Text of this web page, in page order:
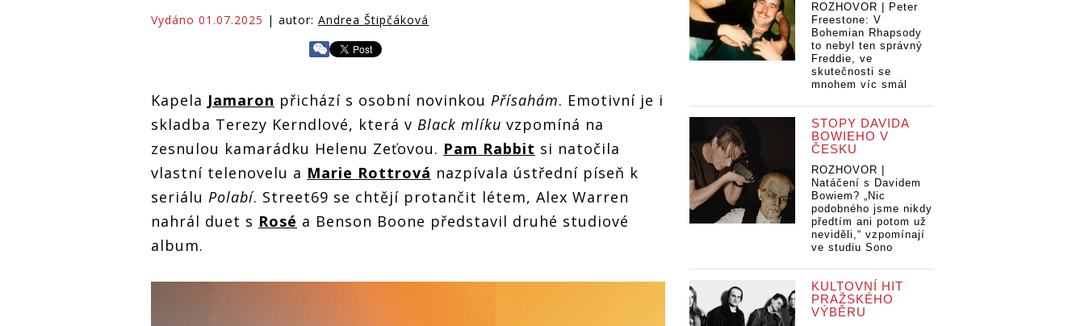
Vydáno 01.07.2025 | autor: Andrea Štipčáková
Kapela Jamaron přichází s osobní novinkou Přísahám. Emotivní je i
skladba Terezy Kerndlové, která v Black mlíku vzpomíná na
zesnulou kamarádku Helenu Zeťovou. Pam Rabbit si natočila
vlastní telenovelu a Marie Rottrová nazpívala ústřední píseň k
seriálu Polabí. Street69 se chtějí protančit létem, Alex Warren
nahrál duet s Rosé a Benson Boone představil druhé studiové
album.
ROZHOVOR | Peter
Freestone: V
Bohemian Rhapsody
to nebyl ten správný
Freddie, ve
skutečnosti se
mnohem víc smál
STOPY DAVIDA
BOWIEHO V
ČESKU
ROZHOVOR |
Natáčení s Davidem
Bowiem? „Nic
podobného jsme nikdy
předtím ani potom už
neviděli,“ vzpomínají
ve studiu Sono
KULTOVNÍ HIT
PRAŽSKÉHO
VÝBĚRU